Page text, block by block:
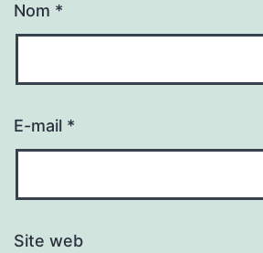
Nom *
E-mail *
Site web